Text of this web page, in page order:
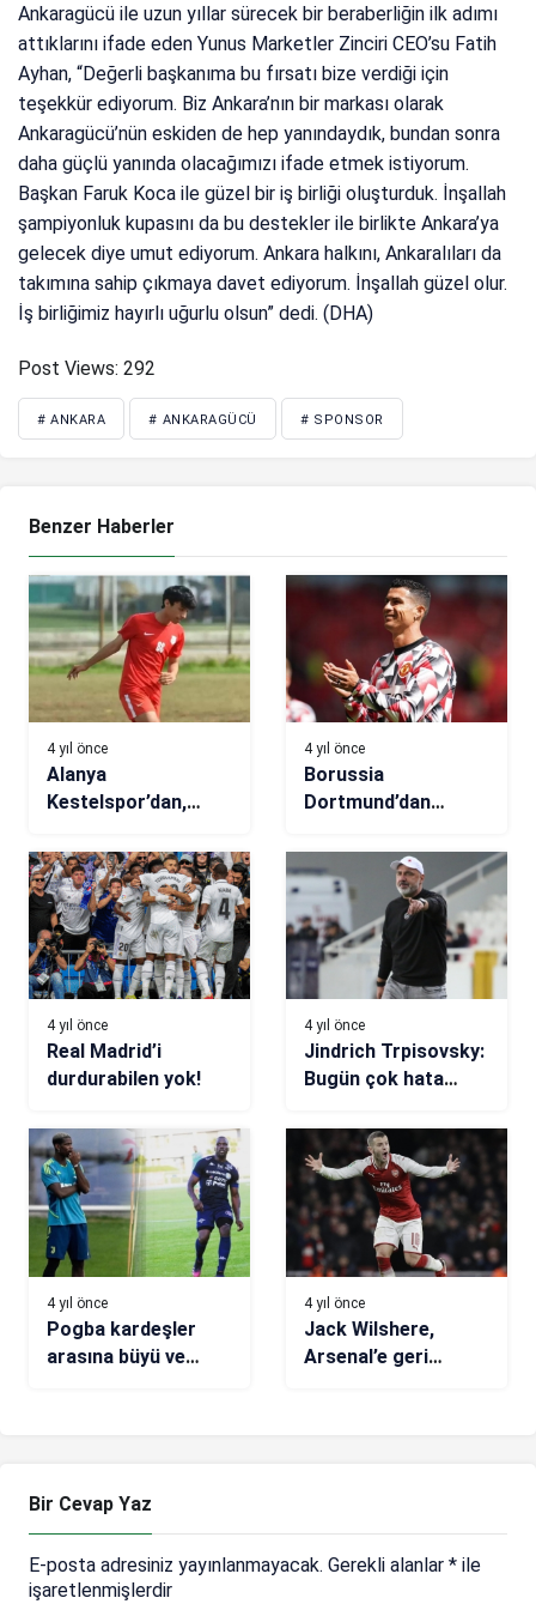
Ankaragücü ile uzun yıllar sürecek bir beraberliğin ilk adımı
attıklarını ifade eden Yunus Marketler Zinciri CEO’su Fatih
Ayhan, “Değerli başkanıma bu fırsatı bize verdiği için
teşekkür ediyorum. Biz Ankara’nın bir markası olarak
Ankaragücü’nün eskiden de hep yanındaydık, bundan sonra
daha güçlü yanında olacağımızı ifade etmek istiyorum.
Başkan Faruk Koca ile güzel bir iş birliği oluşturduk. İnşallah
şampiyonluk kupasını da bu destekler ile birlikte Ankara’ya
gelecek diye umut ediyorum. Ankara halkını, Ankaralıları da
takımına sahip çıkmaya davet ediyorum. İnşallah güzel olur.
İş birliğimiz hayırlı uğurlu olsun” dedi. (DHA)
Post Views: 292
# ANKARA # ANKARAGÜCÜ # SPONSOR
Benzer Haberler
4 yıl önce
Alanya
Kestelspor’dan,
Elias Yusuf Ali
Alnagar…
4 yıl önce
Borussia
Dortmund’dan
iddialarına yanıt
4 yıl önce
Real Madrid’i
durdurabilen yok!
4 yıl önce
Jindrich Trpisovsky:
Bugün çok hata
4 yıl önce
Pogba kardeşler
arasına büyü ve
4 yıl önce
Jack Wilshere,
Arsenal’e geri
Bir Cevap Yaz
E-posta adresiniz yayınlanmayacak. Gerekli alanlar * ile
işaretlenmişlerdir